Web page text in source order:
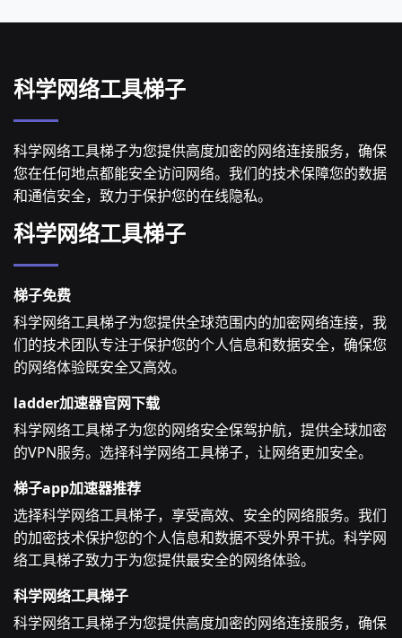
科学网络工具梯子
科学网络工具梯子为您提供高度加密的网络连接服务，确保
您在任何地点都能安全访问网络。我们的技术保障您的数据
和通信安全，致力于保护您的在线隐私。
科学网络工具梯子
梯子免费
科学网络工具梯子为您提供全球范围内的加密网络连接，我
们的技术团队专注于保护您的个人信息和数据安全，确保您
的网络体验既安全又高效。
ladder加速器官网下载
科学网络工具梯子为您的网络安全保驾护航，提供全球加密
的VPN服务。选择科学网络工具梯子，让网络更加安全。
梯子app加速器推荐
选择科学网络工具梯子，享受高效、安全的网络服务。我们
的加密技术保护您的个人信息和数据不受外界干扰。科学网
络工具梯子致力于为您提供最安全的网络体验。
科学网络工具梯子
科学网络工具梯子为您提供高度加密的网络连接服务，确保